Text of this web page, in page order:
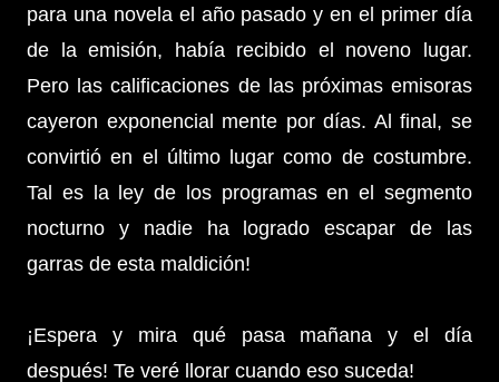
para una novela el año pasado y en el primer día
de la emisión, había recibido el noveno lugar.
Pero las calificaciones de las próximas emisoras
cayeron exponencial mente por días. Al final, se
convirtió en el último lugar como de costumbre.
Tal es la ley de los programas en el segmento
nocturno y nadie ha logrado escapar de las
garras de esta maldición!
¡Espera y mira qué pasa mañana y el día
después! Te veré llorar cuando eso suceda!